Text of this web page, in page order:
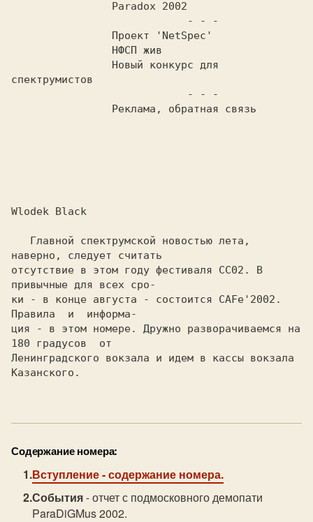
    Hовый конкурс для
спектрумистов
Wlodek Black
наверно, следует считать
отсутствие в этом году фестиваля CC02. В
привычные для всех сро-
ки - в конце августа - состоится CAFe'2002.
Правила  и  информа-
ция - в этом номере. Дружно разворачиваемся на
180 градусов  от
Ленинградского вокзала и идем в кассы вокзала
Казанского.
Содержание номера:
Вступление- содержание номера.
События- отчет с подмосковного демопати
ParaDiGMus 2002.